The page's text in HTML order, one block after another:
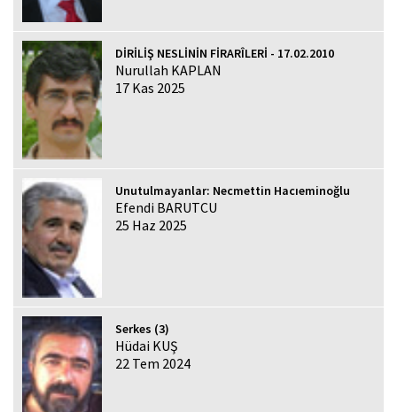
DİRİLİŞ NESLİNİN FİRARÎLERİ - 17.02.2010
Nurullah KAPLAN
17 Kas 2025
Unutulmayanlar: Necmettin Hacıeminoğlu
Efendi BARUTCU
25 Haz 2025
Serkes (3)
Hüdai KUŞ
22 Tem 2024